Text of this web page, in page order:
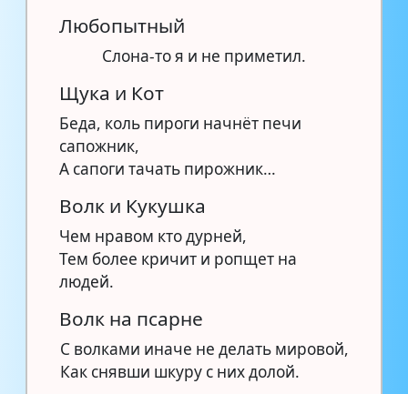
Любопытный
Слона-то я и не приметил.
Щука и Кот
Беда, коль пироги начнёт печи
сапожник,
А сапоги тачать пирожник…
Волк и Кукушка
Чем нравом кто дурней,
Тем более кричит и ропщет на
людей.
Волк на псарне
С волками иначе не делать мировой,
Как снявши шкуру с них долой.